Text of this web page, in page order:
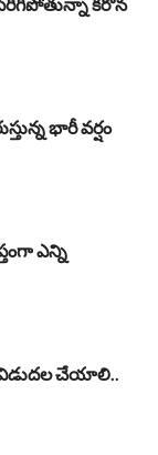
భారీ వర్షం
ఎన్ని
విడుదల చేయాలి..